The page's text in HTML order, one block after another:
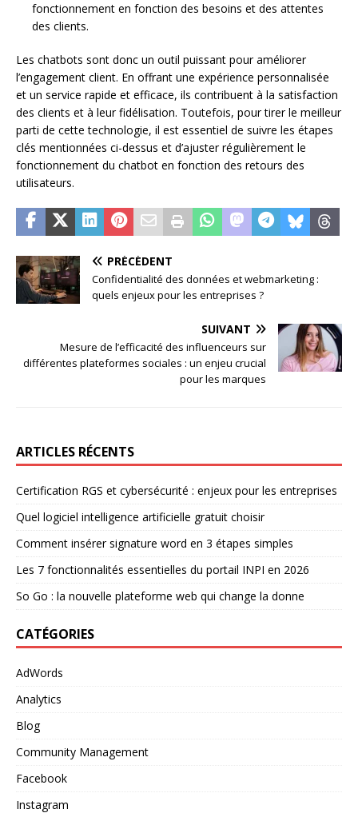
fonctionnement en fonction des besoins et des attentes
des clients.
Les chatbots sont donc un outil puissant pour améliorer
l’engagement client. En offrant une expérience personnalisée
et un service rapide et efficace, ils contribuent à la satisfaction
des clients et à leur fidélisation. Toutefois, pour tirer le meilleur
parti de cette technologie, il est essentiel de suivre les étapes
clés mentionnées ci-dessus et d’ajuster régulièrement le
fonctionnement du chatbot en fonction des retours des
utilisateurs.
PRÉCÉDENT
Confidentialité des données et webmarketing :
quels enjeux pour les entreprises ?
SUIVANT
Mesure de l’efficacité des influenceurs sur
différentes plateformes sociales : un enjeu crucial
pour les marques
ARTICLES RÉCENTS
Certification RGS et cybersécurité : enjeux pour les entreprises
Quel logiciel intelligence artificielle gratuit choisir
Comment insérer signature word en 3 étapes simples
Les 7 fonctionnalités essentielles du portail INPI en 2026
So Go : la nouvelle plateforme web qui change la donne
CATÉGORIES
AdWords
Analytics
Blog
Community Management
Facebook
Instagram